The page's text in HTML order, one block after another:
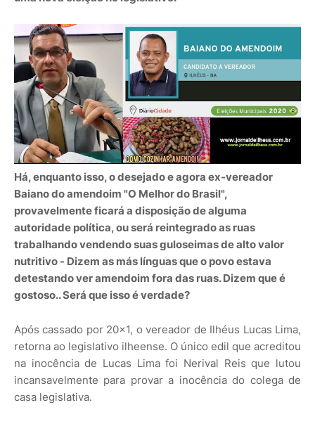
Há, enquanto isso, o desejado e agora ex-vereador
Baiano do amendoim "O Melhor do Brasil",
provavelmente ficará a disposição de alguma
autoridade política, ou será reintegrado as ruas
trabalhando vendendo suas guloseimas de alto valor
nutritivo - Dizem as más línguas que o povo estava
detestando ver amendoim fora das ruas. Dizem que é
gostoso.. Será que isso é verdade?
Após cassado por 20×1, o vereador de Ilhéus Lucas Lima,
retorna ao legislativo ilheense. O único edil que acreditou
na inocência de Lucas Lima foi Nerival Reis que lutou
incansavelmente para provar a inocência do colega de
casa legislativa.